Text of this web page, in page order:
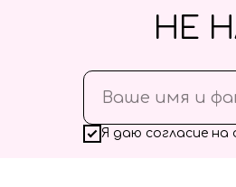
Я даю согласие на
НЕ